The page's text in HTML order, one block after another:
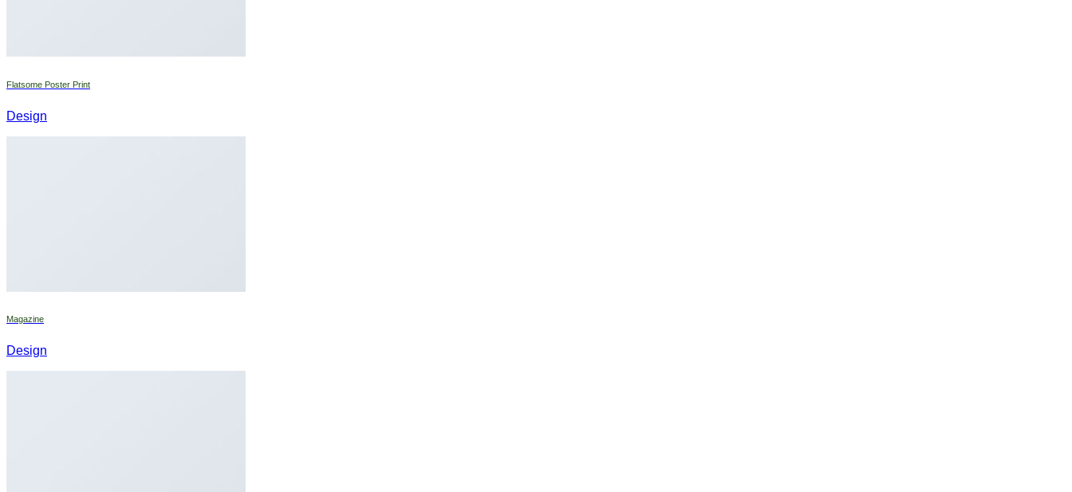
Flatsome Poster Print
Design
Magazine
Design